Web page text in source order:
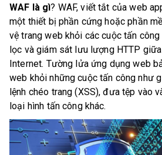
WAF là gì? WAF, viết tắt của web
một thiết bị phần cứng hoặc phần
vệ trang web khỏi các cuộc tấn
lọc và giám sát lưu lượng HTTP
Internet. Tường lửa ứng dụng web
web khỏi những cuộc tấn công như
lệnh chéo trang (XSS), đưa tệp vào
loại hình tấn công khác.